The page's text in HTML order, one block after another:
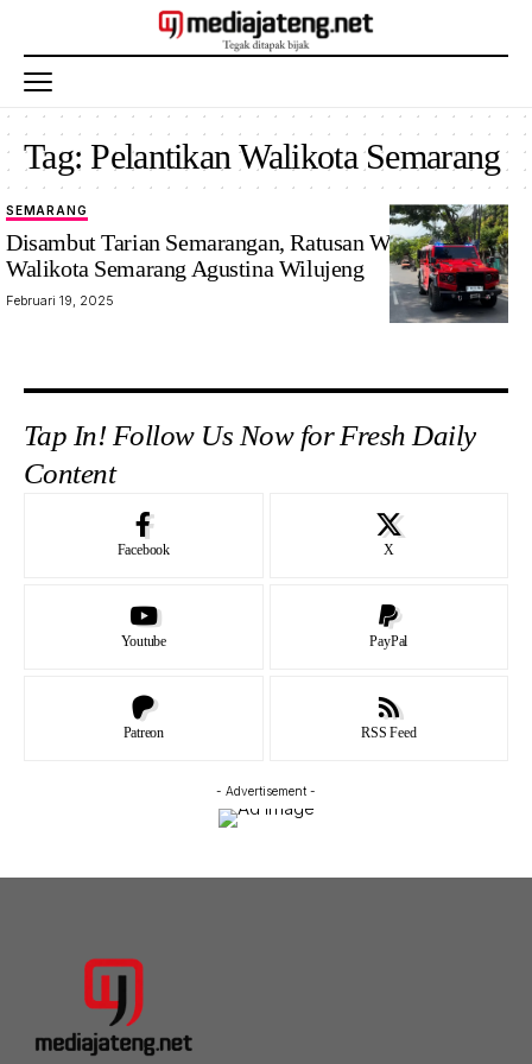
Tag:Pelantikan Walikota Semarang
SEMARANG
Disambut Tarian Semarangan, Ratusan Warga Jemput
Walikota Semarang Agustina Wilujeng
Februari 19, 2025
Tap In! Follow Us Now for Fresh Daily
Content
Facebook X
Youtube PayPal
Patreon RSS Feed
- Advertisement -